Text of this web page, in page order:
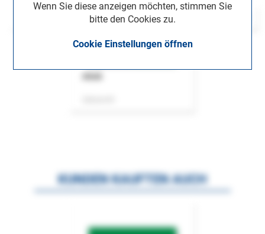
Wenn Sie diese anzeigen möchten, stimmen Sie
bitte den Cookies zu.
Cookie Einstellungen öffnen
KUNDEN KAUFTEN AUCH